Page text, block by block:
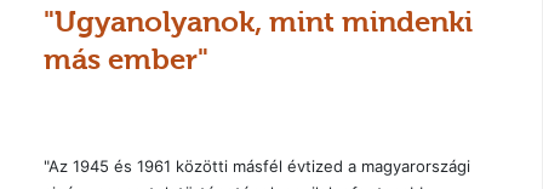
"Ugyanolyanok, mint mindenki
más ember"
"Az 1945 és 1961 közötti másfél évtized a magyarországi